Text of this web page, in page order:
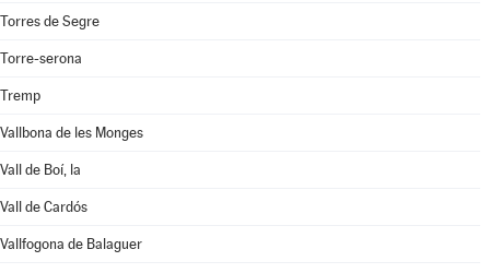
Torres de Segre
Torre-serona
Tremp
Vallbona de les Monges
Vall de Boí, la
Vall de Cardós
Vallfogona de Balaguer